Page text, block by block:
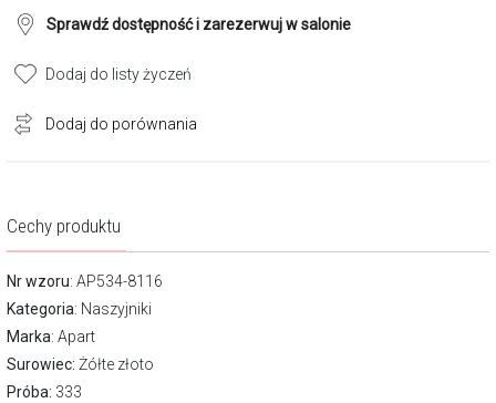
Sprawdź dostępność i zarezerwuj w salonie
Dodaj do listy życzeń
Dodaj do porównania
Cechy produktu
Nr wzoru: AP534-8116
Kategoria: Naszyjniki
Marka: Apart
Surowiec: Żółte złoto
Próba: 333